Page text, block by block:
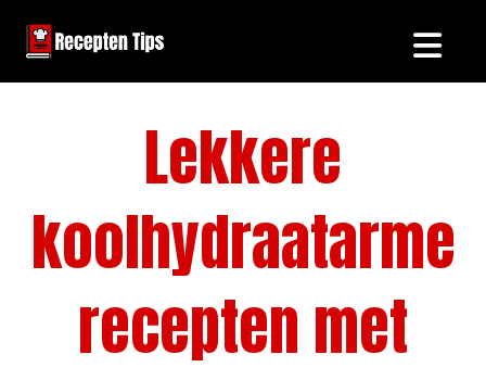
Lekkere
koolhydraatarme
recepten met